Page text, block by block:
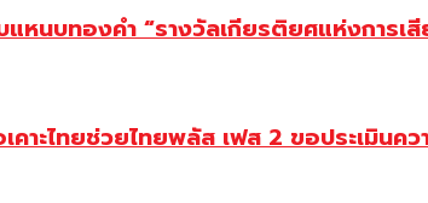
นบทองคำ “รางวัลเกียรติยศแห่งการเสี
ะไทยช่วยไทยพลัส เฟส 2 ขอประเมินคว